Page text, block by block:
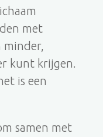
met
kunt krijgen.
is een
samen met